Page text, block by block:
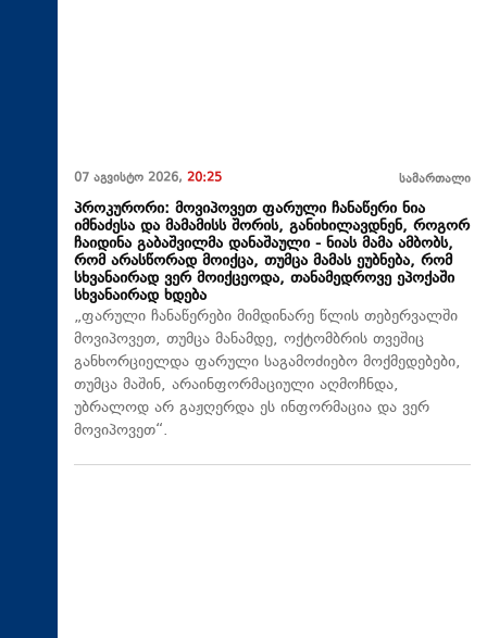
07 აგვისტო 2026, 20:25 სამართალი
პროკურორი: მოვიპოვეთ ფარული ჩანაწერი ნია
იმნაძესა და მამამისს შორის, განიხილავდნენ, როგორ
ჩაიდინა გაბაშვილმა დანაშაული - ნიას მამა ამბობს,
რომ არასწორად მოიქცა, თუმცა მამას ეუბნება, რომ
სხვანაირად ვერ მოიქცეოდა, თანამედროვე ეპოქაში
სხვანაირად ხდება
„ფარული ჩანაწერები მიმდინარე წლის თებერვალში
მოვიპოვეთ, თუმცა მანამდე, ოქტომბრის თვეშიც
განხორციელდა ფარული საგამოძიებო მოქმედებები,
თუმცა მაშინ, არაინფორმაციული აღმოჩნდა,
უბრალოდ არ გაჟღერდა ეს ინფორმაცია და ვერ
მოვიპოვეთ“.